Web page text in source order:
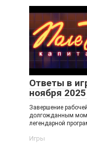
Ответы в
ноября
Завершение
долгожданным
легендарной
Игры